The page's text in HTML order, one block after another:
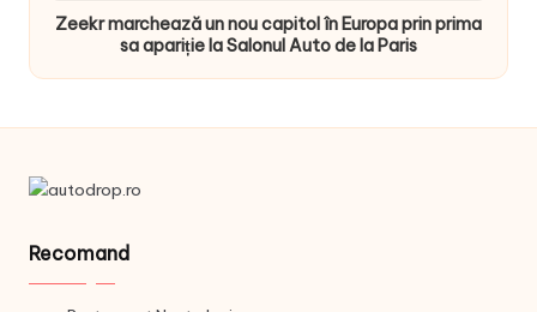
Zeekr marchează un nou capitol în Europa prin prima
sa apariție la Salonul Auto de la Paris
Recomand